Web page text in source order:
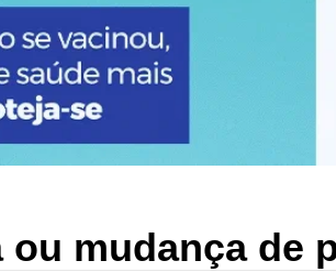
mudança de